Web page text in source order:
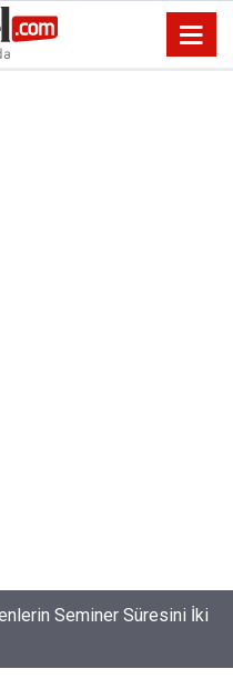
Seminer Süresini İki